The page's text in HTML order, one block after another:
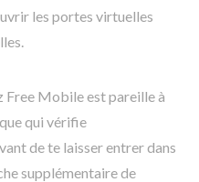
les portes virtuelles
Free Mobile est pareille à
qui vérifie
de te laisser entrer dans
supplémentaire de